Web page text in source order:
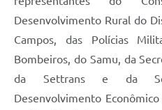
Desenvolvimento Rural do
Campos, das Polícias
Bombeiros, do Samu, da
da Settrans e da
Desenvolvimento